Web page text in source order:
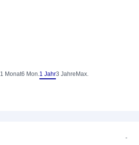
1 Monat6 Mon.1 Jahr3 Jahre Max.
-